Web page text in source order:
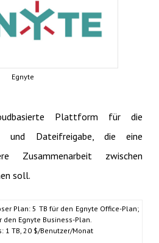
Egnyte
Plattform für die
und Dateifreigabe, die eine
Zusammenarbeit zwischen
soll.
Plan: 5 TB für den Egnyte Office-Plan;
den Egnyte Business-Plan.
1 TB, 20 $/Benutzer/Monat